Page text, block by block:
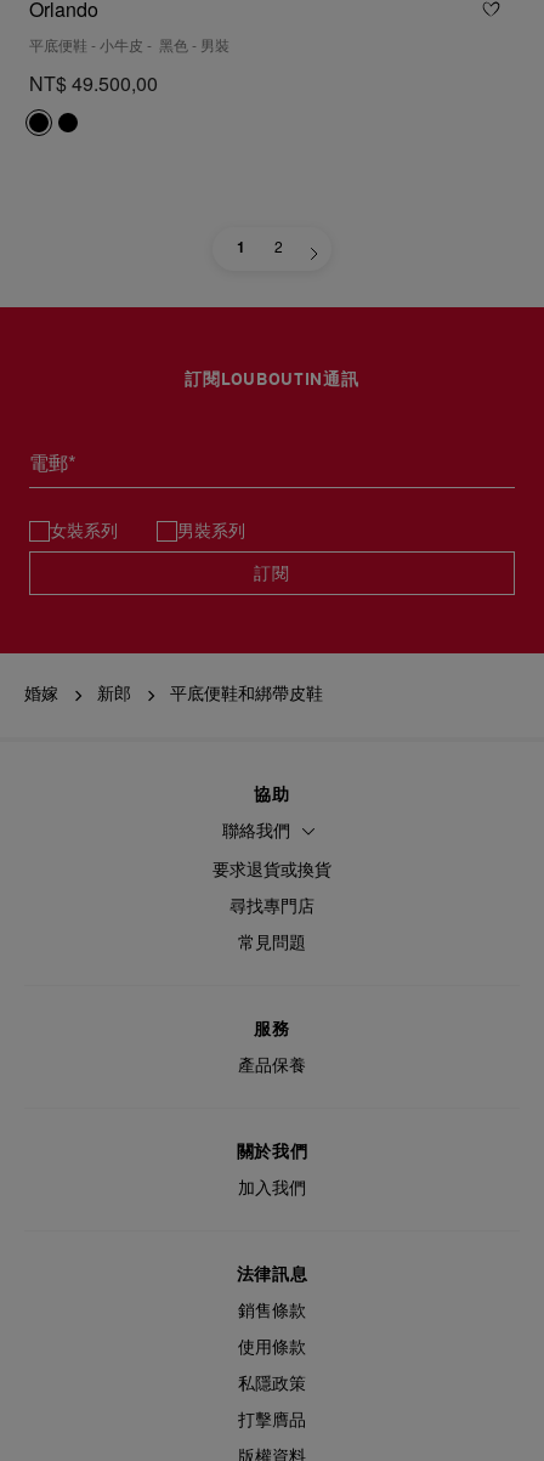
Orlando
平底便鞋 - 小牛皮 - 黑色 - 男裝
NT$ 49.500,00
1 2
訂閱LOUBOUTIN通訊
電郵*
女裝系列 男裝系列
訂閱
婚嫁 新郎 平底便鞋和綁帶皮鞋
協助
聯絡我們
要求退貨或換貨
尋找專門店
常見問題
服務
產品保養
關於我們
加入我們
法律訊息
銷售條款
使用條款
私隱政策
打擊膺品
版權資料